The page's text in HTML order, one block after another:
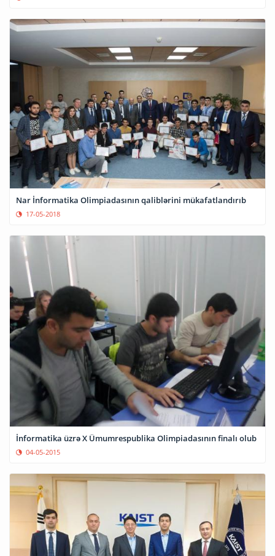
Nar İnformatika Olimpiadasının qaliblərini mükafatlandırıb
17-05-2018
İnformatika üzrə X Ümumrespublika Olimpiadasının finalı olub
04-05-2015